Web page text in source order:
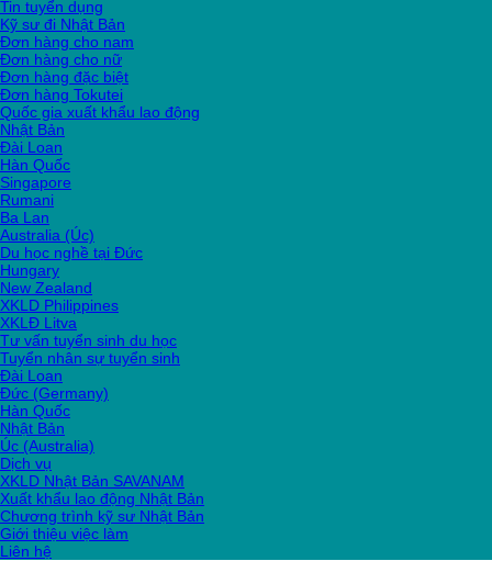
Tin tuyển dụng
Kỹ sư đi Nhật Bản
Đơn hàng cho nam
Đơn hàng cho nữ
Đơn hàng đặc biệt
Đơn hàng Tokutei
Quốc gia xuất khẩu lao động
Nhật Bản
Đài Loan
Hàn Quốc
Singapore
Rumani
Ba Lan
Australia (Úc)
Du học nghề tại Đức
Hungary
New Zealand
XKLD Philippines
XKLĐ Litva
Tư vấn tuyển sinh du học
Tuyển nhân sự tuyển sinh
Đài Loan
Đức (Germany)
Hàn Quốc
Nhật Bản
Úc (Australia)
Dịch vụ
XKLD Nhật Bản SAVANAM
Xuất khẩu lao động Nhật Bản
Chương trình kỹ sư Nhật Bản
Giới thiệu việc làm
Liên hệ